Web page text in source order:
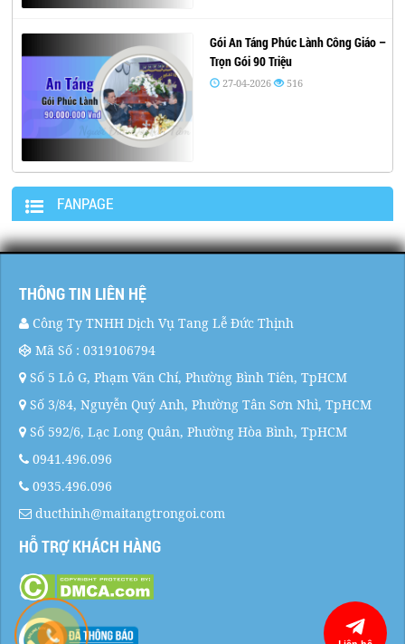
Gói An Táng Phúc Lành Công Giáo –
Trọn Gói 90 Triệu
27-04-2026 516
FANPAGE
THÔNG TIN LIÊN HỆ
Công Ty TNHH Dịch Vụ Tang Lễ Đức Thịnh
Mã Số : 0319106794
Số 5 Lô G, Phạm Văn Chí, Phường Bình Tiên, TpHCM
Số 3/84, Nguyễn Quý Anh, Phường Tân Sơn Nhì, TpHCM
Số 592/6, Lạc Long Quân, Phường Hòa Bình, TpHCM
0941.496.096
0935.496.096
ducthinh@maitangtrongoi.com
HỖ TRỢ KHÁCH HÀNG